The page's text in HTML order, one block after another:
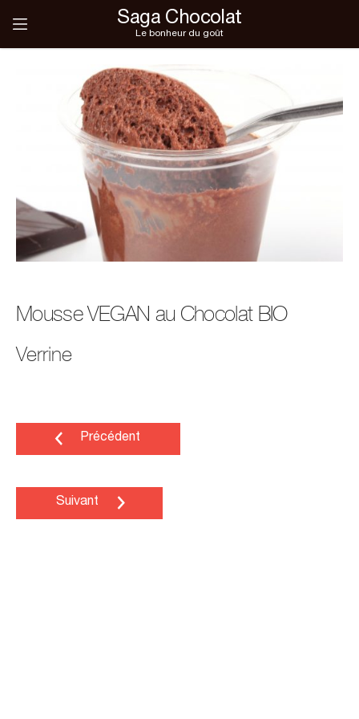
Saga Chocolat
Le bonheur du goût
Mousse VEGAN au Chocolat BIO
Verrine
Précédent
Suivant